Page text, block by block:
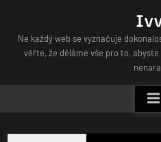
contentNe každý web se vyznačuje
věřte, že děláme vše pro to,